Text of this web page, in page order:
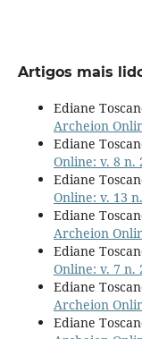
Artigos mais
Ediane
Archeion
Ediane
Online: v. 8 n.
Ediane
Online: v. 13
Ediane
Archeion
Ediane
Online: v. 7 n.
Ediane
Archeion
Ediane